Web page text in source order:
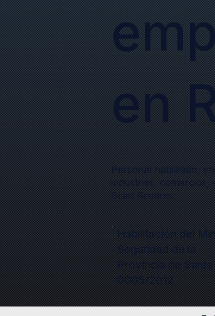
en
Personal habilitado,
industrias, comercios,
Gran Rosario.
Habilitación del
Seguridad de la
Provincia de Santa
0005/2012